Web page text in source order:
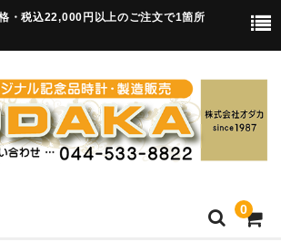
・税込22,000円以上のご注文で1箇所
0